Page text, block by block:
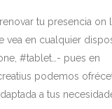
tu presencia on
vea en cualquier
#tablet…- pues en
podemos
a tus